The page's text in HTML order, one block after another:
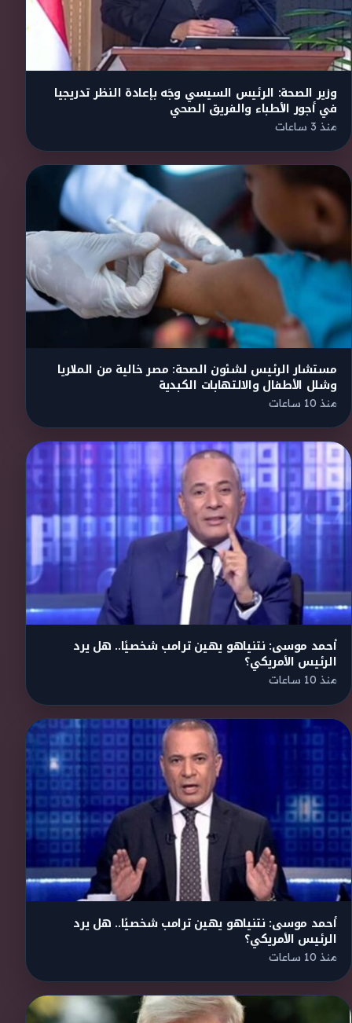
وزير الصحة: الرئيس السيسي وجَه بإعادة النظر تدريجيا
في أجور الأطباء والفريق الصحي
منذ 3 ساعات
مستشار الرئيس لشئون الصحة: مصر خالية من الملاريا
وشلل الأطفال والالتهابات الكبدية
منذ 10 ساعات
أحمد موسى: نتنياهو يهين ترامب شخصيًا.. هل يرد
الرئيس الأمريكي؟
منذ 10 ساعات
أحمد موسى: نتنياهو يهين ترامب شخصيًا.. هل يرد
الرئيس الأمريكي؟
منذ 10 ساعات